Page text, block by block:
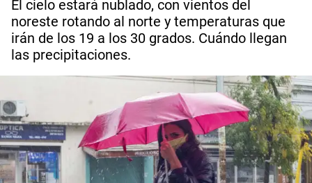
El cielo estará nublado, con vientos del
noreste rotando al norte y temperaturas que
irán de los 19 a los 30 grados. Cuándo llegan
las precipitaciones.